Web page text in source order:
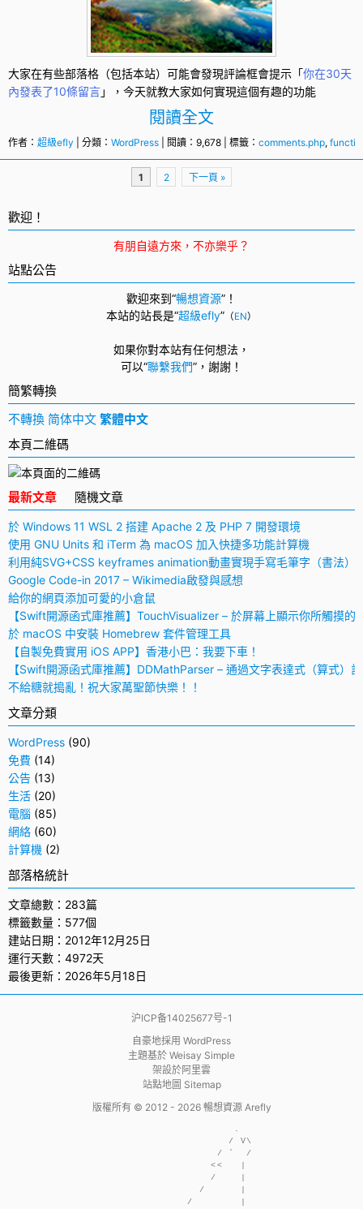
大家在有些部落格（包括本站）可能會發現評論框會提示「你在30天
內發表了10條留言」，今天就教大家如何實現這個有趣的功能
閱讀全文
作者： 超級efly | 分類： WordPress | 閱讀：9,678 | 標籤： comments.php,
導
航
1 2 下一頁 »
歡迎！
有朋自遠方來，不亦樂乎？
站點公告
歡迎來到“暢想資源”！
本站的站長是“超級efly” （EN）
如果你對本站有任何想法，
可以“聯繫我們”， 謝謝！
簡繁轉換
不轉換 简体中文 繁體中文
本頁二維碼
最新文章 隨機文章
於 Windows 11 WSL 2 搭建 Apache 2 及 PHP 7 開發環境
使用 GNU Units 和 iTerm 為 macOS 加入快捷多功能計算機
利用純SVG+CSS keyframes animation動畫實現手寫毛筆字（書法）
Google Code-in 2017 – Wikimedia啟發與感想
給你的網頁添加可愛的小倉鼠
【Swift開源函式庫推薦】TouchVisualizer – 於屏幕上顯示你所觸摸的
於 macOS 中安裝 Homebrew 套件管理工具
【自製免費實用 iOS APP】香港小巴：我要下車！
【Swift開源函式庫推薦】DDMathParser – 通過文字表達式（算式）
不給糖就搗亂！祝大家萬聖節快樂！！
文章分類
WordPress (90)
免費 (14)
公告 (13)
生活 (20)
電腦 (85)
網絡 (60)
計算機 (2)
部落格統計
文章總數：283篇
標籤數量：577個
建站日期：2012年12月25日
運行天數：4972天
最後更新：2026年5月18日
沪ICP备14025677号-1
自豪地採用 WordPress
主題基於 Weisay Simple
架設於阿里雲
站點地圖 Sitemap
版權所有 © 2012 - 2026 暢想資源 Arefly
                     .
                    / V\
                  / `  /
                 <<   |
                 /    |
               /      |
             /        |